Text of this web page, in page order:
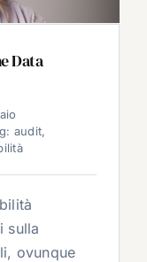
Data
audit,
sulla
ovunque